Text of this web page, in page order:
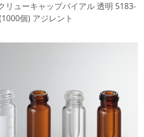
リューキャップバイアル 透明 5183-
個) アジレント